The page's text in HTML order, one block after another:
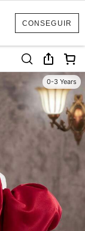
CONSEGUIR
0-3 Years